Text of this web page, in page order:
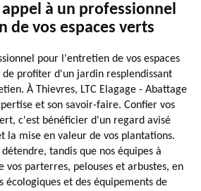
à un professionnel
de vos espaces verts
pour l'entretien de vos espaces
profiter d'un jardin resplendissant
À Thievres, LTC Elagage - Abattage
et son savoir-faire. Confier vos
c'est bénéficier d'un regard avisé
la mise en valeur de vos plantations.
détendre, tandis que nos équipes à
vos parterres, pelouses et arbustes, en
écologiques et des équipements de